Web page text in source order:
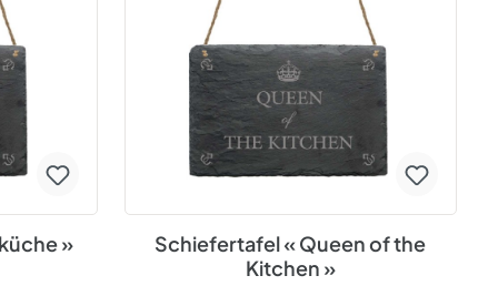
sind ein
Die
als
anderen
x 0,5 cm
Unebenheiten und ungleiche Kanten sind ein
Produkt der Natur und kein Fehler. Die
Schiefertafel eignet sich außerdem als
Geschenk an Feiertagen wie Weihnachten,
Geburtstag, Ostern, Nikolaus und anderen
Anlässen. Thema: Schilder, Dekoration,
Dekoschild, Wanddeko Spezifikationen:
Material: Schiefer Größe: ca. 22 x 16 x 0,5 cm
Naturprodukt spaltrau Jutebandaufhängung
»
Schiefertafel « Queen of the
Kitchen »